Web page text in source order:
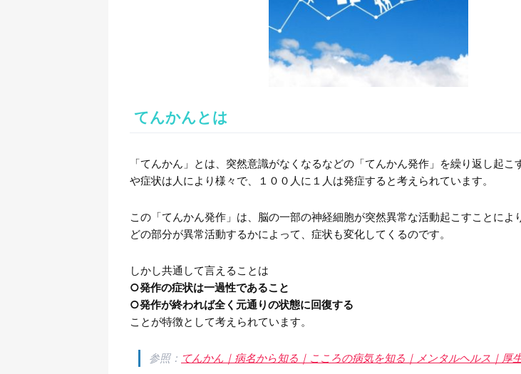
てんかんとは
「てんかん」とは、突然意識がなくなるなどの「てんかん発作」を繰り返し起こ
や症状は人により様々で、１００人に１人は発症すると考えられています。
この「てんかん発作」は、脳の一部の神経細胞が突然異常な活動起こすことによ
どの部分が異常活動するかによって、症状も変化してくるのです。
しかし共通して言えることは
○発作の症状は一過性であること
○発作が終われば全く元通りの状態に回復する
ことが特徴として考えられています。
参照： てんかん｜病名から知る｜こころの病気を知る｜メンタルヘルス｜厚